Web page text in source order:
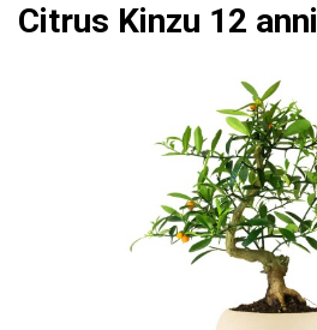
Citrus Kinzu 12 anni